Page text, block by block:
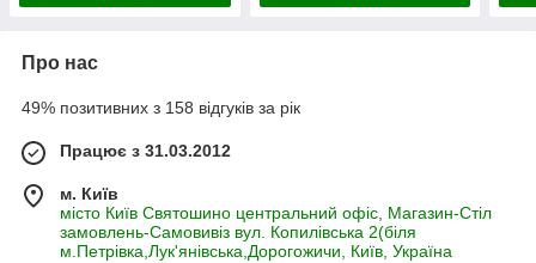
Про нас
49% позитивних з 158 відгуків за рік
Працює з 31.03.2012
м. Київ
місто Київ Святошино центральний офіс, Магазин-Стіл
замовлень-Самовивіз вул. Копилівська 2(біля
м.Петрівка,Лук'янівська,Дорогожичи, Київ, Україна